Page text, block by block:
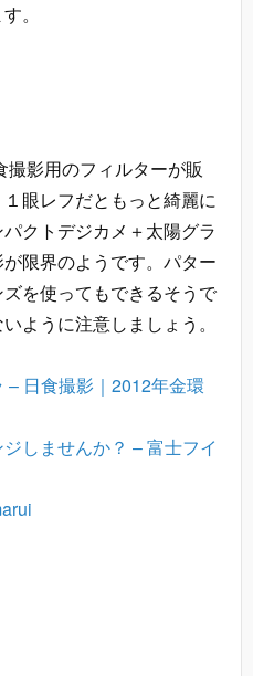
。
影用のフィルターが販
眼レフだともっと綺麗に
クトデジカメ＋太陽グラ
限界のようです。パター
を使ってもできるそうで
ように注意しましょう。
– 日食撮影｜2012年金環
しませんか？ – 富士フイ